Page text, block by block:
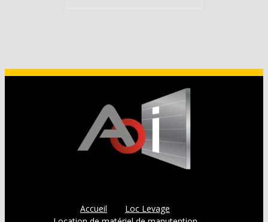
Accueil
Loc Levage